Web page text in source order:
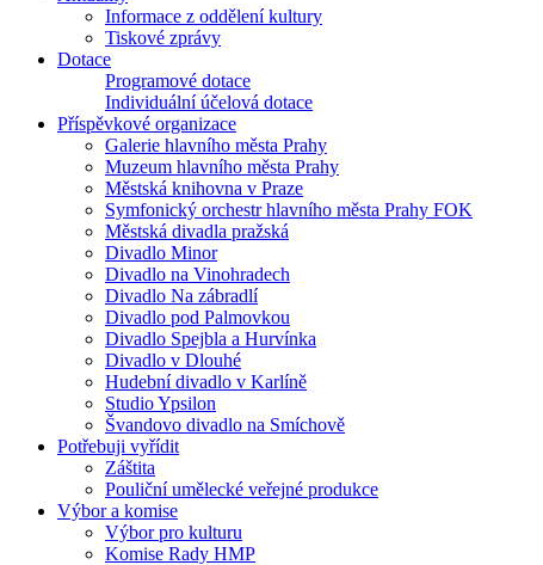
Informace z oddělení kultury
Tiskové zprávy
Dotace
Programové dotace
Individuální účelová dotace
Příspěvkové organizace
Galerie hlavního města Prahy
Muzeum hlavního města Prahy
Městská knihovna v Praze
Symfonický orchestr hlavního města Prahy FOK
Městská divadla pražská
Divadlo Minor
Divadlo na Vinohradech
Divadlo Na zábradlí
Divadlo pod Palmovkou
Divadlo Spejbla a Hurvínka
Divadlo v Dlouhé
Hudební divadlo v Karlíně
Studio Ypsilon
Švandovo divadlo na Smíchově
Potřebuji vyřídit
Záštita
Pouliční umělecké veřejné produkce
Výbor a komise
Výbor pro kulturu
Komise Rady HMP